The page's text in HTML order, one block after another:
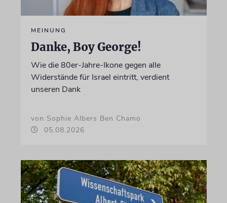
MEINUNG
Danke, Boy George!
Wie die 80er-Jahre-Ikone gegen alle
Widerstände für Israel eintritt, verdient
unseren Dank
von Sophie Albers Ben Chamo
05.08.2026